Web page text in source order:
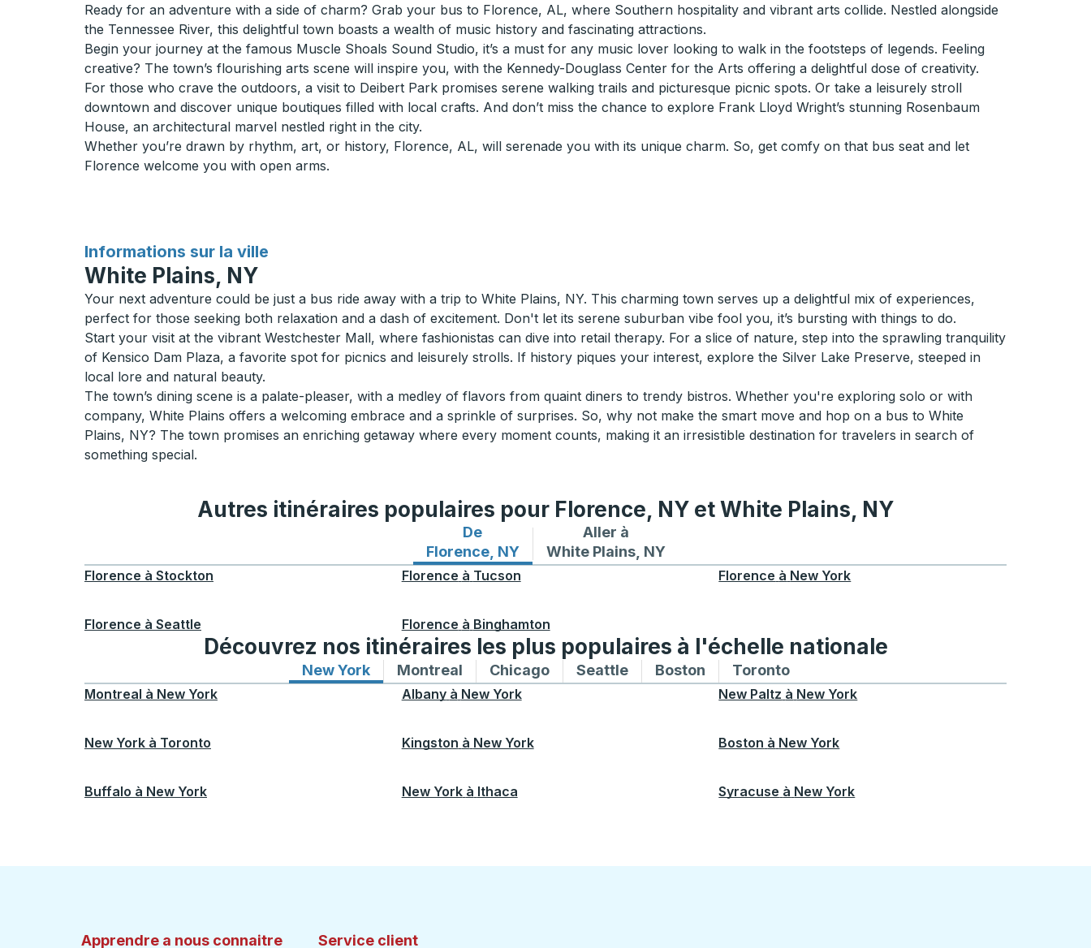
Ready for an adventure with a side of charm? Grab your bus to Florence, AL, where Southern hospitality and vibrant arts collide. Nestled alongside
the Tennessee River, this delightful town boasts a wealth of music history and fascinating attractions.
Begin your journey at the famous Muscle Shoals Sound Studio, it’s a must for any music lover looking to walk in the footsteps of legends. Feeling
creative? The town’s flourishing arts scene will inspire you, with the Kennedy-Douglass Center for the Arts offering a delightful dose of creativity.
For those who crave the outdoors, a visit to Deibert Park promises serene walking trails and picturesque picnic spots. Or take a leisurely stroll
downtown and discover unique boutiques filled with local crafts. And don’t miss the chance to explore Frank Lloyd Wright’s stunning Rosenbaum
House, an architectural marvel nestled right in the city.
Whether you’re drawn by rhythm, art, or history, Florence, AL, will serenade you with its unique charm. So, get comfy on that bus seat and let
Florence welcome you with open arms.
Informations sur la ville
pour
White Plains, NY
Your next adventure could be just a bus ride away with a trip to White Plains, NY. This charming town serves up a delightful mix of experiences,
perfect for those seeking both relaxation and a dash of excitement. Don't let its serene suburban vibe fool you, it’s bursting with things to do.
Start your visit at the vibrant Westchester Mall, where fashionistas can dive into retail therapy. For a slice of nature, step into the sprawling tranquility
of Kensico Dam Plaza, a favorite spot for picnics and leisurely strolls. If history piques your interest, explore the Silver Lake Preserve, steeped in
local lore and natural beauty.
The town’s dining scene is a palate-pleaser, with a medley of flavors from quaint diners to trendy bistros. Whether you're exploring solo or with
company, White Plains offers a welcoming embrace and a sprinkle of surprises. So, why not make the smart move and hop on a bus to White
Plains, NY? The town promises an enriching getaway where every moment counts, making it an irresistible destination for travelers in search of
something special.
Autres itinéraires populaires pour Florence, NY et White Plains, NY
De
Florence, NY
Itinéraires de bus depuis Florence, NY
Aller à
White Plains, NY
Itinéraires de bus vers White Plains, NY
Florence à Stockton Florence à Tucson Florence à New York
Florence à Seattle Florence à Binghamton
Découvrez nos itinéraires les plus populaires à l'échelle nationale
New YorkItinéraires de bus vers et depuis New York
Montreal Itinéraires de bus vers et depuis Montreal
ChicagoItinéraires de bus vers et depuis Chicago
SeattleItinéraires de bus vers et depuis Seattle
Boston Itinéraires de bus vers et depuis Boston
TorontoItinéraires de bus vers et depuis Toronto
Montreal à New York Albany à New York New Paltz à New York
New York à Toronto Kingston à New York Boston à New York
Buffalo à New York New York à Ithaca Syracuse à New York
Apprendre a nous connaitre Service client